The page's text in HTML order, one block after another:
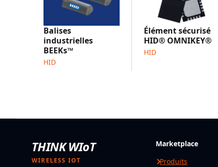
Balises
industrielles
BEEKs™
HID
Élément sécurisé
HID® OMNIKEY®
HID
THINK WIoT
WIRELESS IOT
Marketplace
Produits